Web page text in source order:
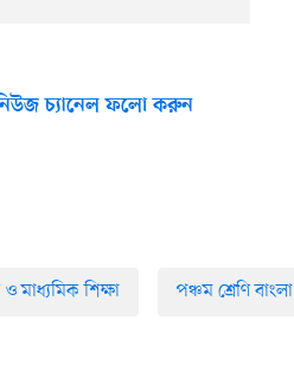
চ্যানেল ফলো করুন
ও মাধ্যমিক শিক্ষা পঞ্চম শ্রেণি বাংলা